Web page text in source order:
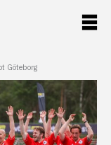
Göteborg